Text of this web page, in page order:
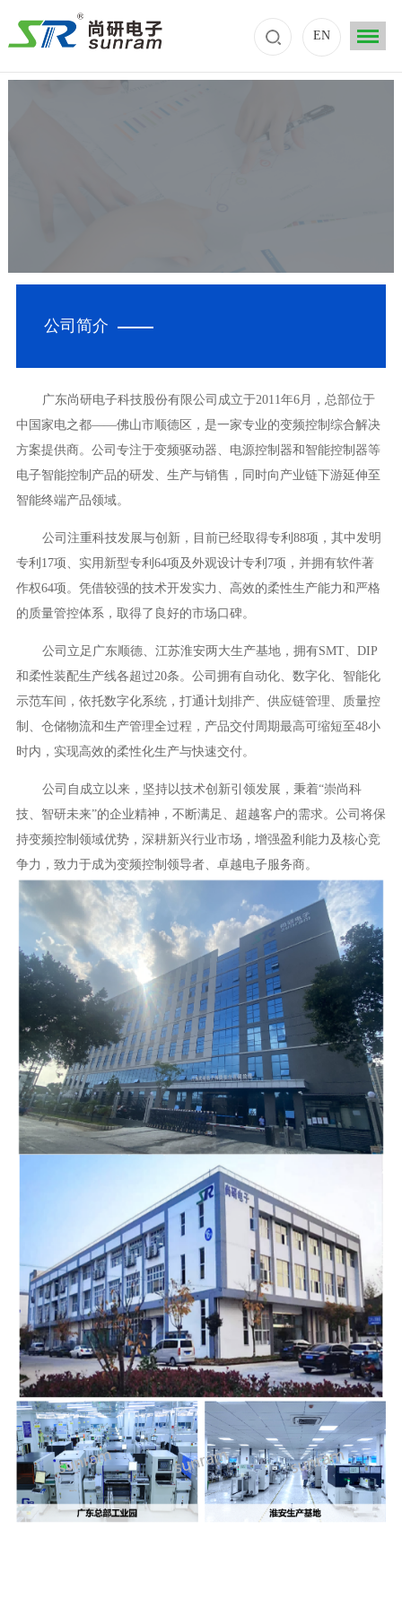
EN
公司简介
广东尚研电子科技股份有限公司成立于2011年6月，总部位于
中国家电之都——佛山市顺德区，是一家专业的变频控制综合解决
方案提供商。公司专注于变频驱动器、电源控制器和智能控制器等
电子智能控制产品的研发、生产与销售，同时向产业链下游延伸至
智能终端产品领域。
公司注重科技发展与创新，目前已经取得专利88项，其中发明
专利17项、实用新型专利64项及外观设计专利7项，并拥有软件著
作权64项。凭借较强的技术开发实力、高效的柔性生产能力和严格
的质量管控体系，取得了良好的市场口碑。
公司立足广东顺德、江苏淮安两大生产基地，拥有SMT、DIP
和柔性装配生产线各超过20条。公司拥有自动化、数字化、智能化
示范车间，依托数字化系统，打通计划排产、供应链管理、质量控
制、仓储物流和生产管理全过程，产品交付周期最高可缩短至48小
时内，实现高效的柔性化生产与快速交付。
公司自成立以来，坚持以技术创新引领发展，秉着“崇尚科
技、智研未来”的企业精神，不断满足、超越客户的需求。公司将保
持变频控制领域优势，深耕新兴行业市场，增强盈利能力及核心竞
争力，致力于成为变频控制领导者、卓越电子服务商。